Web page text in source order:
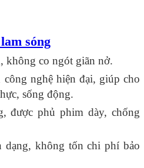
sóng
không co ngót giãn nở.
nghệ hiện đại, giúp cho
sống động.
được phủ phim dày, chống
không tốn chi phí bảo